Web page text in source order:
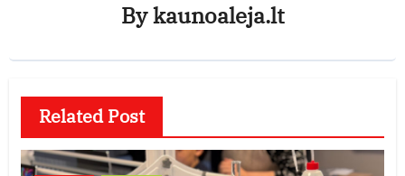
Bykaunoaleja.lt
Related Post